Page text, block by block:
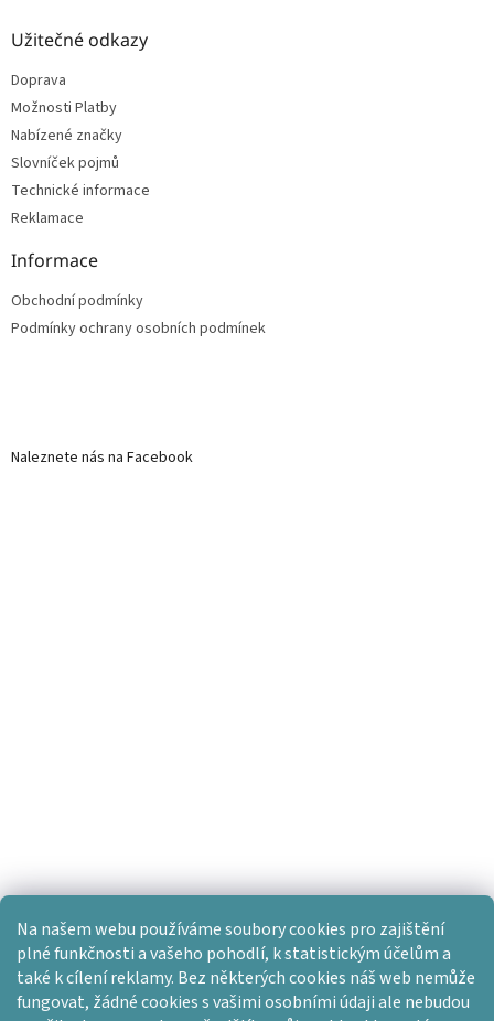
Na našem webu používáme soubory cookies pro zajištění
plné funkčnosti a vašeho pohodlí, k statistickým účelům a
také k cílení reklamy. Bez některých cookies náš web nemůže
fungovat, žádné cookies s vašimi osobními údaji ale nebudou
Užitečné odkazy
Doprava
Možnosti Platby
Nabízené značky
Slovníček pojmů
Technické informace
Reklamace
Informace
Obchodní podmínky
Podmínky ochrany osobních podmínek
Naleznete nás na Facebook